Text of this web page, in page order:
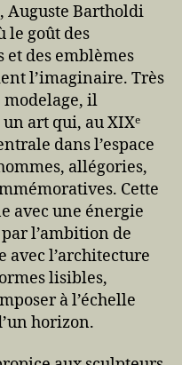
Auguste Bartholdi
le goût des
des emblèmes
l’imaginaire. Très
modelage, il
art qui, au XIXᵉ
dans l’espace
allégories,
Cette
avec une énergie
l’ambition de
l’architecture
lisibles,
à l’échelle
horizon.